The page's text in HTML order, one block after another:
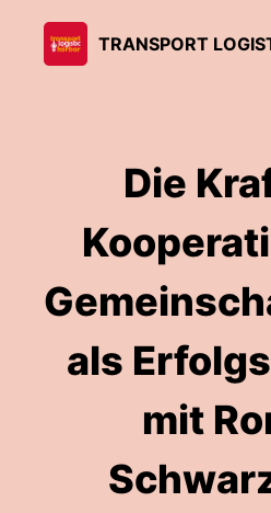
TRANSPORT
Die
als
mit